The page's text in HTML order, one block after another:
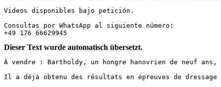
Videos disponibles bajo petición.
Consultas por WhatsApp al siguiente número:
+49 176 66629945
Dieser Text wurde automatisch übersetzt.
À vendre : Bartholdy, un hongre hanovrien de neuf
Il a déjà obtenu des résultats en épreuves de